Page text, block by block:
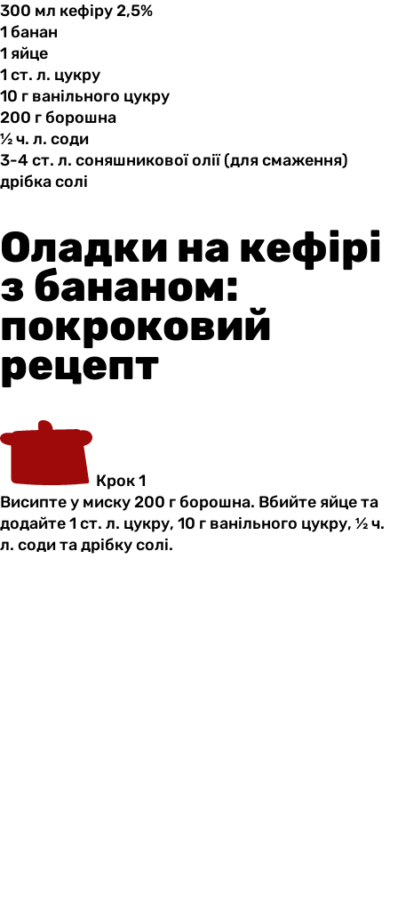
300 мл кефіру2,5%
1 банан
1 яйце
1 ст. л. цукру
10 г ванільного цукру
200 г борошна
½ ч. л. соди
3-4 ст. л. соняшникової олії (для смаження)
дрібка солі
Оладки на кефірі
з бананом:
покроковий
рецепт
Крок 1
Висипте у миску 200 г борошна. Вбийте яйце та
додайте 1 ст. л. цукру, 10 г ванільного цукру, ½ ч.
л. соди та дрібку солі.